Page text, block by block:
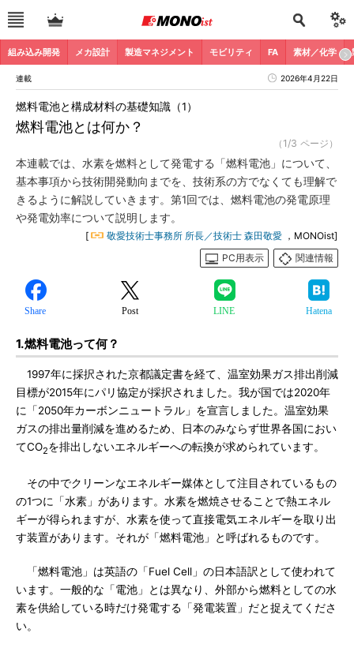
組み込み開発 メカ設計 製造マネジメント モビリティ FA 素材／化学
連載 2026年4月22日
燃料電池とは何か？
燃料電池と構成材料の基礎知識（1）
（1/3 ページ）
本連載では、水素を燃料として発電する「燃料電池」について、
基本事項から技術開発動向までを、技術系の方でなくても理解で
きるように解説していきます。第1回では、燃料電池の発電原理
や発電効率について説明します。
[ 敬愛技術士事務所 所長／技術士 森田敬愛 ，MONOist]
PC用表示
関連情報
Share Post LINE Hatena
1.燃料電池って何？
1997年に採択された京都議定書を経て、温室効果ガス排出削減
目標が2015年にパリ協定が採択されました。我が国では2020年
に「2050年カーボンニュートラル」を宣言しました。温室効果
ガスの排出量削減を進めるため、日本のみならず世界各国におい
てCO2を排出しないエネルギーへの転換が求められています。
その中でクリーンなエネルギー媒体として注目されているもの
の1つに「水素」があります。水素を燃焼させることで熱エネル
ギーが得られますが、水素を使って直接電気エネルギーを取り出
す装置があります。それが「燃料電池」と呼ばれるものです。
「燃料電池」は英語の「Fuel Cell」の日本語訳として使われて
います。一般的な「電池」とは異なり、外部から燃料としての水
素を供給している時だけ発電する「発電装置」だと捉えてくださ
い。